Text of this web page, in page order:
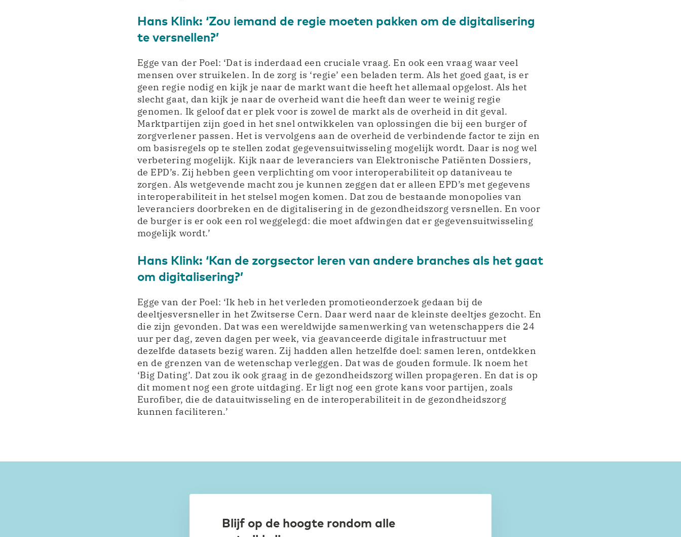
Hans Klink: ‘Zou iemand de regie moeten pakken om de digitalisering
te versnellen?’
Egge van der Poel: ‘Dat is inderdaad een cruciale vraag. En ook een vraag waar veel
mensen over struikelen. In de zorg is ‘regie’ een beladen term. Als het goed gaat, is er
geen regie nodig en kijk je naar de markt want die heeft het allemaal opgelost. Als het
slecht gaat, dan kijk je naar de overheid want die heeft dan weer te weinig regie
genomen. Ik geloof dat er plek voor is zowel de markt als de overheid in dit geval.
Marktpartijen zijn goed in het snel ontwikkelen van oplossingen die bij een burger of
zorgverlener passen. Het is vervolgens aan de overheid de verbindende factor te zijn en
om basisregels op te stellen zodat gegevensuitwisseling mogelijk wordt. Daar is nog wel
verbetering mogelijk. Kijk naar de leveranciers van Elektronische Patiënten Dossiers,
de EPD’s. Zij hebben geen verplichting om voor interoperabiliteit op dataniveau te
zorgen. Als wetgevende macht zou je kunnen zeggen dat er alleen EPD’s met gegevens
interoperabiliteit in het stelsel mogen komen. Dat zou de bestaande monopolies van
leveranciers doorbreken en de digitalisering in de gezondheidszorg versnellen. En voor
de burger is er ook een rol weggelegd: die moet afdwingen dat er gegevensuitwisseling
mogelijk wordt.’
Hans Klink: ‘Kan de zorgsector leren van andere branches als het gaat
om digitalisering?’
Egge van der Poel: ‘Ik heb in het verleden promotieonderzoek gedaan bij de
deeltjesversneller in het Zwitserse Cern. Daar werd naar de kleinste deeltjes gezocht. En
die zijn gevonden. Dat was een wereldwijde samenwerking van wetenschappers die 24
uur per dag, zeven dagen per week, via geavanceerde digitale infrastructuur met
dezelfde datasets bezig waren. Zij hadden allen hetzelfde doel: samen leren, ontdekken
en de grenzen van de wetenschap verleggen. Dat was de gouden formule. Ik noem het
‘Big Dating’. Dat zou ik ook graag in de gezondheidszorg willen propageren. En dat is op
dit moment nog een grote uitdaging. Er ligt nog een grote kans voor partijen, zoals
Eurofiber, die de datauitwisseling en de interoperabiliteit in de gezondheidszorg
kunnen faciliteren.’
Blijf op de hoogte rondom alle